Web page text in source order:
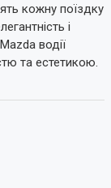
кожну поїздку
і
водії
та естетикою.